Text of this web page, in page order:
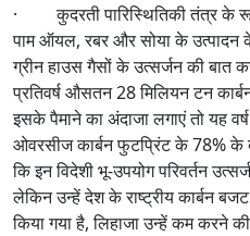
· कुदरती पारिस्थितिकी तंत्र के
पाम ऑयल, रबर और सोया के
ग्रीन हाउस गैसों के उत्सर्जन की बात
प्रतिवर्ष औसतन 28 मिलियन टन
इसके पैमाने का अंदाजा लगाएं तो यह
ओवरसीज कार्बन फुटप्रिंट के 78% के
कि इन विदेशी भू-उपयोग परिवर्तन
लेकिन उन्हें देश के राष्ट्रीय कार्बन
किया गया है, लिहाजा उन्हें कम करने